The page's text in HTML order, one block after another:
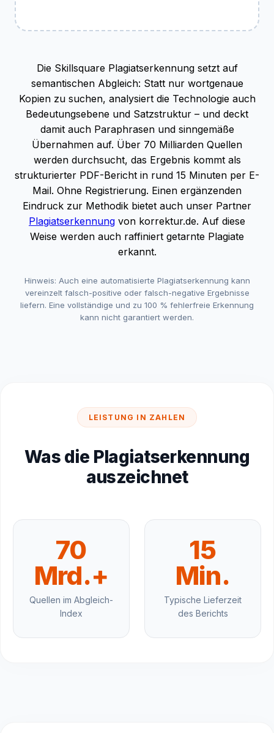
Die Skillsquare Plagiatserkennung setzt auf
semantischen Abgleich: Statt nur wortgenaue
Kopien zu suchen, analysiert die Technologie auch
Bedeutungsebene und Satzstruktur – und deckt
damit auch Paraphrasen und sinngemäße
Übernahmen auf. Über 70 Milliarden Quellen
werden durchsucht, das Ergebnis kommt als
strukturierter PDF-Bericht in rund 15 Minuten per E-
Mail. Ohne Registrierung. Einen ergänzenden
Eindruck zur Methodik bietet auch unser Partner
Plagiatserkennung von korrektur.de. Auf diese
Weise werden auch raffiniert getarnte Plagiate
erkannt.
Hinweis: Auch eine automatisierte Plagiatserkennung kann
vereinzelt falsch-positive oder falsch-negative Ergebnisse
liefern. Eine vollständige und zu 100 % fehlerfreie Erkennung
kann nicht garantiert werden.
LEISTUNG IN ZAHLEN
Was die Plagiatserkennung
auszeichnet
70
Mrd.+
Quellen im Abgleich-
Index
15
Min.
Typische Lieferzeit
des Berichts